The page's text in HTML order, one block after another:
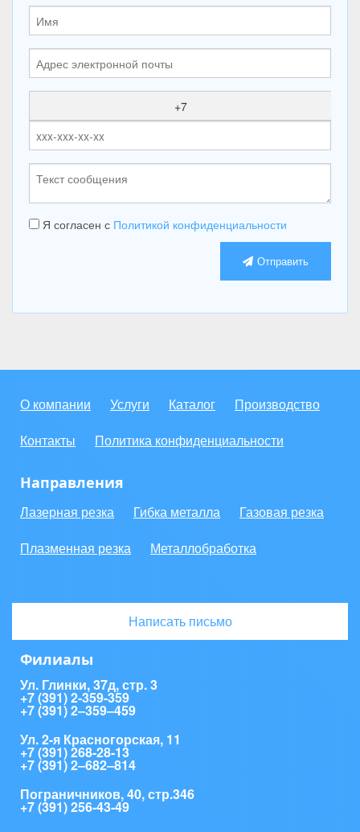
+7
Я согласен с Политикой конфиденциальности
Отправить
О компании Услуги Каталог
Производство
Контакты
Политика конфиденциальности
Направления
Лазерная резка Гибка металла
Газовая резка
Плазменная резка
Металлобработка
Написать письмо
Филиалы
Ул. Глинки, 37д, стр. 3
+7 (391) 2-359-359
+7 (391) 2‒359‒459
Ул. 2-я Красногорская, 11
+7 (391) 268-28-13
+7 (391) 2‒682‒814
Пограничников, 40, стр.346
+7 (391) 256-43-49